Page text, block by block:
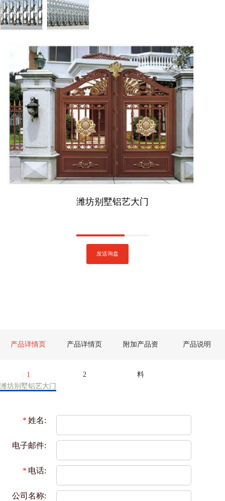
潍坊别墅铝艺大门
发送询盘
产品详情页
1
产品详情页
2
附加产品资
料
产品说明
潍坊别墅铝艺大门
* 姓名:
电子邮件:
* 电话:
公司名称: